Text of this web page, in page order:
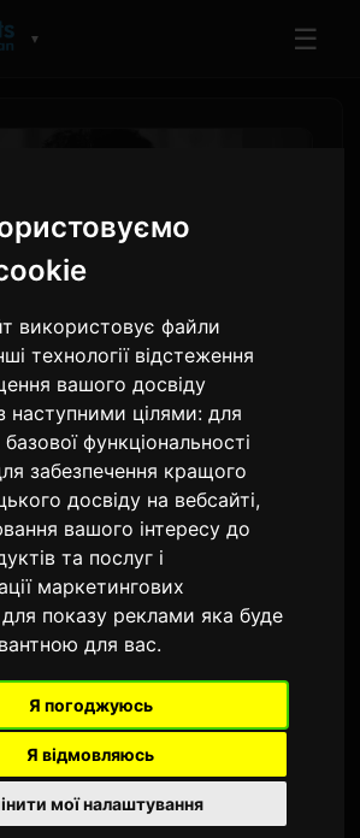
використовує файли
технології відстеження
вашого досвіду
наступними цілями:для
функціональності
забезпечення кращого
досвіду на вебсайті,
вашого інтересу до
та послуг і
маркетингових
для показу реклами яка буде
для вас.
Я погоджуюсь
Я відмовляюсь
мої налаштування
▼ ☰
приєднався
для класичних
у Лос-
9 липня 2026
англійської
1,485 переглядів
спеціальним гостем
класичних концертах
П'ятиразовий номінант на
запланований на шоу 17